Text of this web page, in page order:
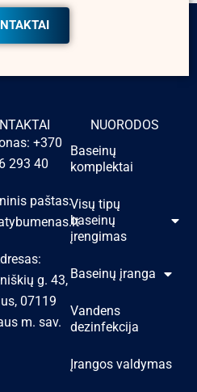
+370
293 40
paštas:
g. 43,
07119
m. sav.
NUORODOS
Baseinų
komplektai
Visų tipų
baseinų
įrengimas
Baseinų įranga
Vandens
dezinfekcija
Įrangos valdymas